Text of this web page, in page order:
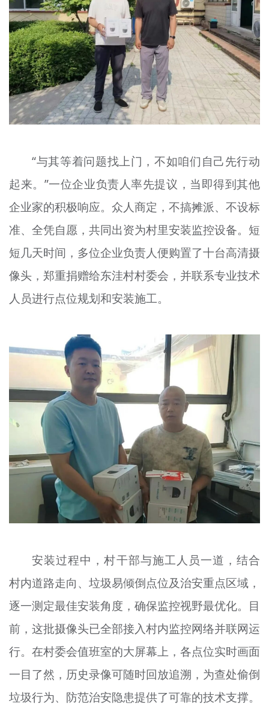
“与其等着问题找上门，不如咱们自己先行动
起来。”一位企业负责人率先提议，当即得到其他
企业家的积极响应。众人商定，不搞摊派、不设标
准、全凭自愿，共同出资为村里安装监控设备。短
短几天时间，多位企业负责人便购置了十台高清摄
像头，郑重捐赠给东洼村村委会，并联系专业技术
人员进行点位规划和安装施工。
安装过程中，村干部与施工人员一道，结合
村内道路走向、垃圾易倾倒点位及治安重点区域，
逐一测定最佳安装角度，确保监控视野最优化。目
前，这批摄像头已全部接入村内监控网络并联网运
行。在村委会值班室的大屏幕上，各点位实时画面
一目了然，历史录像可随时回放追溯，为查处偷倒
垃圾行为、防范治安隐患提供了可靠的技术支撑。